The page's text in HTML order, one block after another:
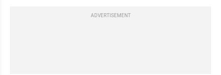
ADVERTISEMENT